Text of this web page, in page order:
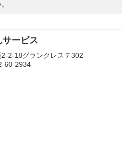
ービス
2-18グランクレステ302
60-2934